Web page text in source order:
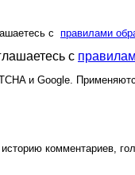
с правилами
с
и Google.
комментариев,